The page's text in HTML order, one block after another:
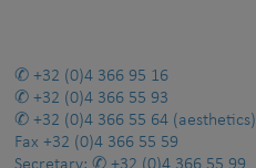
+32 (0)4 366 95 16
+32 (0)4 366 55 93
+32 (0)4 366 55 64 (aesthetics)
Fax +32 (0)4 366 55 59